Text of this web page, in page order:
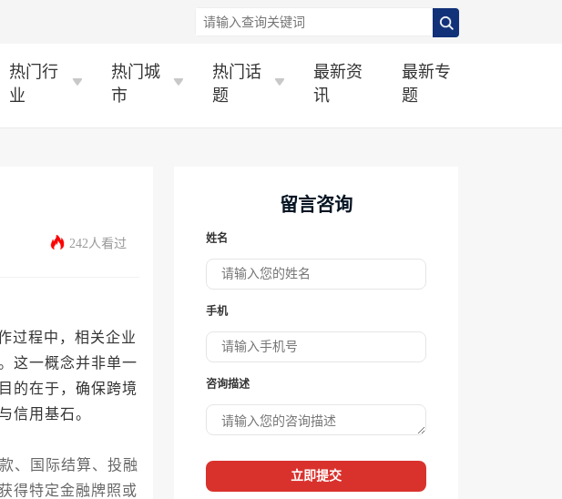
热门行
业
热门城
市
热门话
题
最新资
讯
最新专
题
242人看过
过程中，相关企业
这一概念并非单一
的在于，确保跨境
信用基石。
、国际结算、投融
得特定金融牌照或
留言咨询
姓名
手机
咨询描述
立即提交